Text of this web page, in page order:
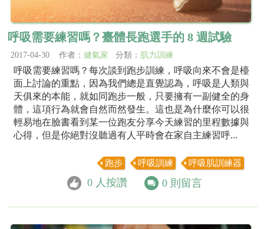
呼吸需要練習嗎？臺體長跑選手的 8 週試驗
2017-04-30 作者： 健氣家 分類： 肌力訓練
呼吸需要練習嗎？每次談到跑步訓練，呼吸向來不會是檯
面上討論的重點，因為我們總是直覺認為，呼吸是人類與
天俱來的本能，就如同跑步一般，只要擁有一副健全的身
體，這項行為就會自然而然發生。這也是為什麼你可以很
輕易地在臉書看到某一位跑友分享今天練習的里程數據與
心得，但是你絕對沒聽過有人平時會在家自主練習呼...
跑步 呼吸訓練 呼吸肌訓練器
0 人按讚 0 則留言